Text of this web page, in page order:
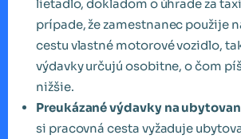
lietadlo, dokladom o úhrade za
prípade, že zamestnanec použije
cestu vlastné motorové vozidlo,
výdavky určujú osobitne, o čom
nižšie.
Preukázané výdavky na
si pracovná cesta vyžaduje